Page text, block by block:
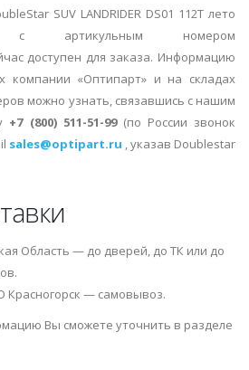
SUV LANDRIDER DS01 112T лето
с артикульным номером
доступен для заказа. Информацию
компании «Оптипарт» и на складах
можно узнать, связавшись с нашим
+7 (800) 511-51-99(по России звонок
sales@optipart.ru , указав Doublestar
Область — до дверей, до ТК или до
— самовывоз.
Вы сможете уточнить в разделе